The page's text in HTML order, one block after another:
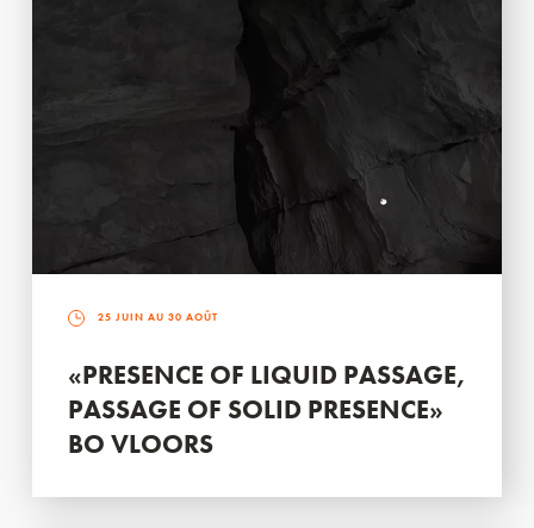
25 JUIN AU 30 AOÛT
«PRESENCE OF LIQUID PASSAGE,
PASSAGE OF SOLID PRESENCE»
BO VLOORS